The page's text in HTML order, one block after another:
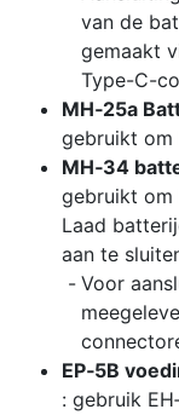
van de
gemaakt
Type-C-
MH‑25a
gebruikt om
MH‑34
gebruikt om
Laad
aan te
Voor
EP‑5B
: gebruik